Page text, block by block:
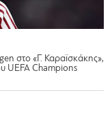
στο «Γ. Καραϊσκάκης»,
UEFA Champions